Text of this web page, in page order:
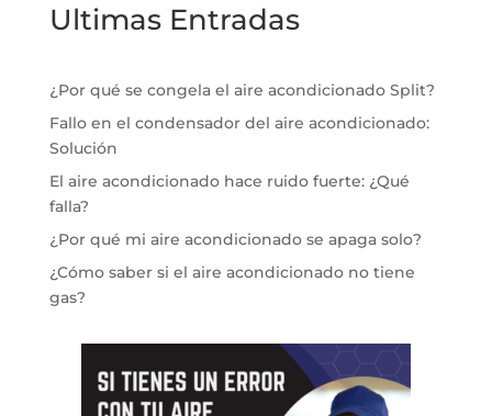
Ultimas Entradas
¿Por qué se congela el aire acondicionado Split?
Fallo en el condensador del aire acondicionado:
Solución
El aire acondicionado hace ruido fuerte: ¿Qué
falla?
¿Por qué mi aire acondicionado se apaga solo?
¿Cómo saber si el aire acondicionado no tiene
gas?